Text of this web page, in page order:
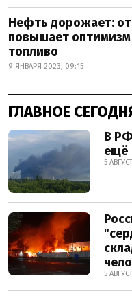
Нефть дорожает:
повышает оптимизм
топливо
9 ЯНВАРЯ 2023, 09:15
ГЛАВНОЕ
В
ещё
5
5